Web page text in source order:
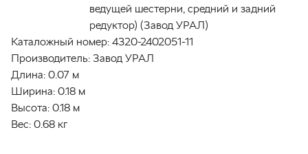
ведущей шестерни, средний и задний
редуктор) (Завод УРАЛ)
Каталожный номер: 4320-2402051-11
Производитель: Завод УРАЛ
Длина: 0.07 м
Ширина: 0.18 м
Высота: 0.18 м
Вес: 0.68 кг